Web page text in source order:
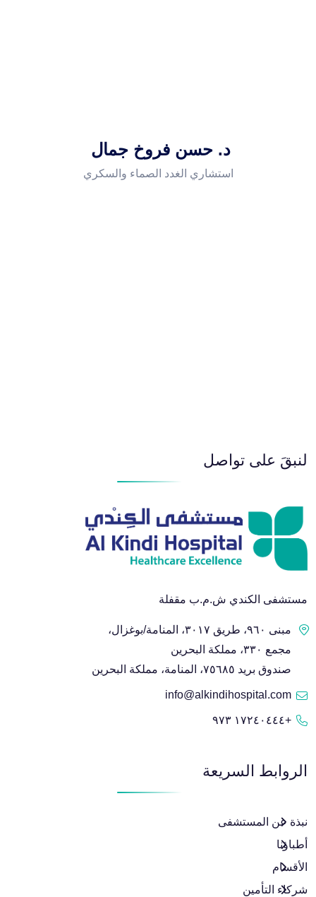
د. حسن فروخ جمال
استشاري الغدد الصماء والسكري
لنبقَ على تواصل
مستشفى الكندي ش.م.ب مقفلة
مبنى ٩٦٠، طريق ٣٠١٧، المنامة/بوغزال،
مجمع ٣٣٠، مملكة البحرين
صندوق بريد ٧٥٦٨٥، المنامة، مملكة البحرين
info@alkindihospital.com
+١٧٢٤٠٤٤٤ ٩٧٣
الروابط السريعة
نبذة عن المستشفى
أطباؤنا
الأقسام
شركاء التأمين